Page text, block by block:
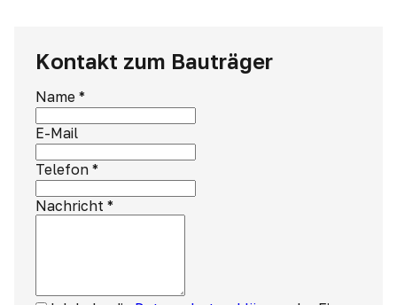
Kontakt zum Bauträger
Name *
E-Mail
Telefon *
Nachricht *